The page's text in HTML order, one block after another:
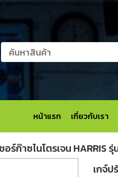
หน้าแรก เกี่ยวกับเรา
ร์ก๊าซไนโตรเจน HARRIS
เกจ์ป